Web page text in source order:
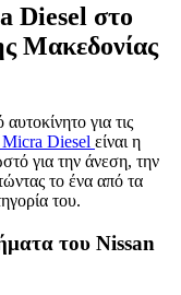
Diesel στο
Μακεδονίας
για τις
Diesel είναι η
για την άνεση, την
το ένα από τα
του.
του Nissan